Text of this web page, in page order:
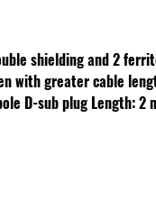
shielding and 2
with greater cable
D-sub plug Length: 2